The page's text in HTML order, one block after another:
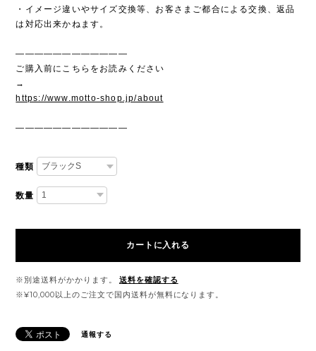
・イメージ違いやサイズ交換等、お客さまご都合による交換、返品
は対応出来かねます。
————————————
ご購入前にこちらをお読みください
→
https://www.motto-shop.jp/about
————————————
種類
数量
カートに入れる
※別途送料がかかります。
送料を確認する
※¥10,000以上のご注文で国内送料が無料になります。
通報する